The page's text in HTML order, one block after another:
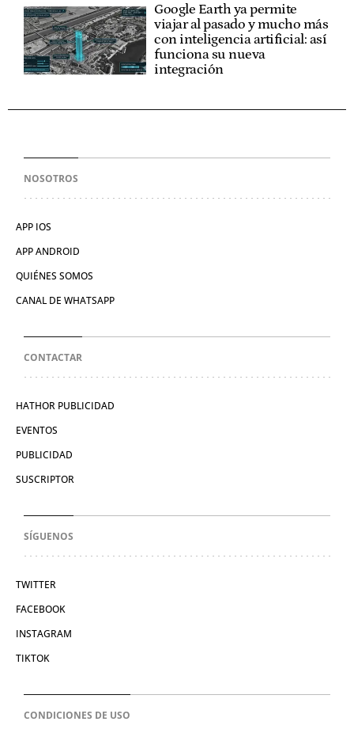
Google Earth ya permite
viajar al pasado y mucho más
con inteligencia artificial: así
funciona su nueva
integración
NOSOTROS
APP IOS
APP ANDROID
QUIÉNES SOMOS
CANAL DE WHATSAPP
CONTACTAR
HATHOR PUBLICIDAD
EVENTOS
PUBLICIDAD
SUSCRIPTOR
SÍGUENOS
TWITTER
FACEBOOK
INSTAGRAM
TIKTOK
CONDICIONES DE USO